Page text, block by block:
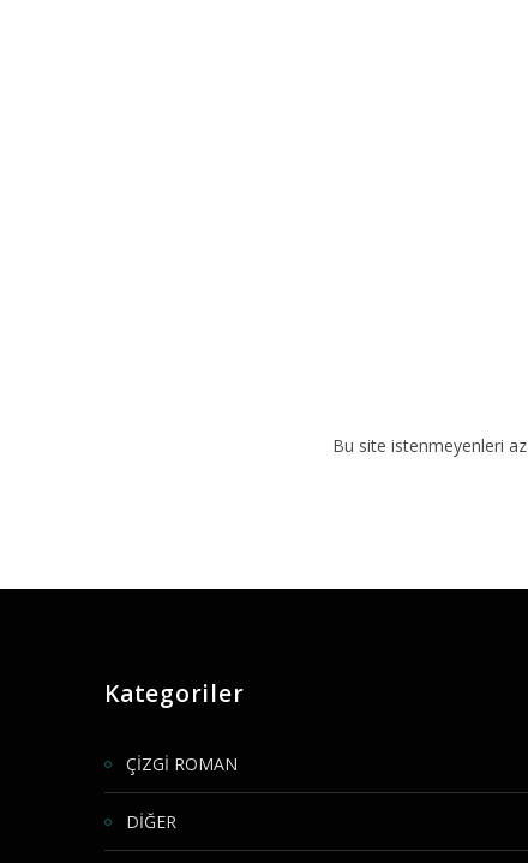
Bu site istenmeyenleri
Kategoriler
ÇİZGİ ROMAN
DİĞER